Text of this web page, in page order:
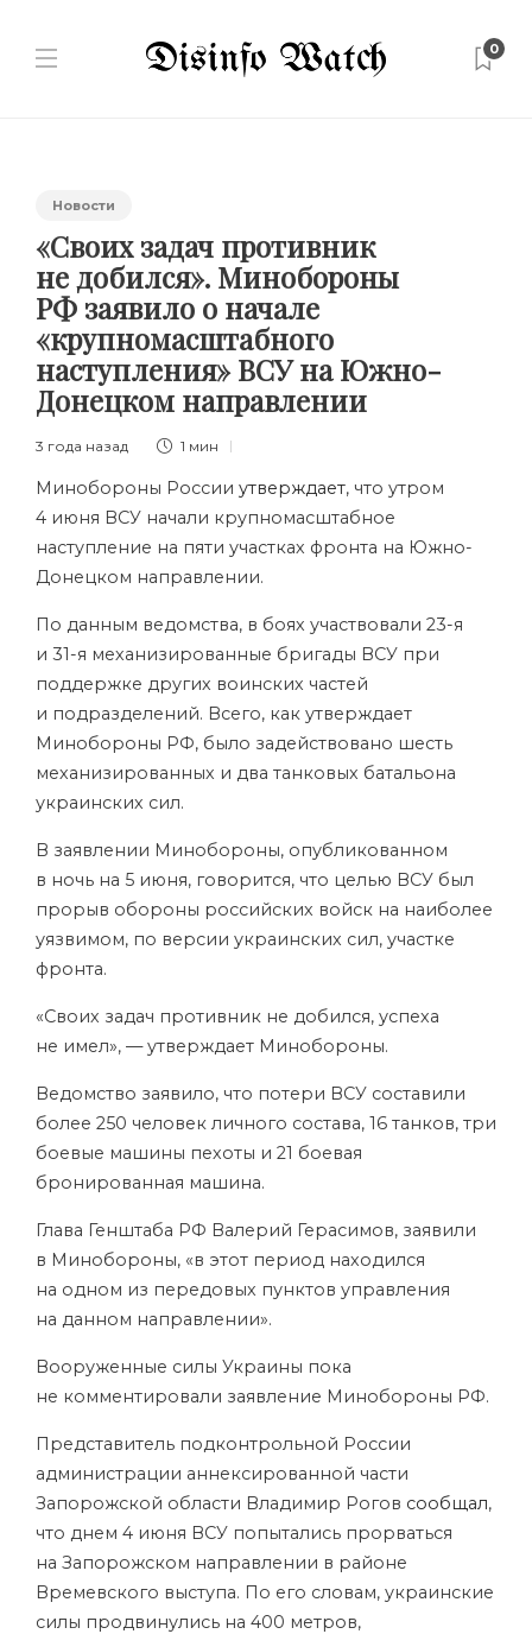
0
Новости
«Своих задач противник
не добился». Минобороны
РФ заявило о начале
«крупномасштабного
наступления» ВСУ на Южно-
Донецком направлении
3 года назад 1 мин
Минобороны России утверждает, что утром
4 июня ВСУ начали крупномасштабное
наступление на пяти участках фронта на Южно-
Донецком направлении.
По данным ведомства, в боях участвовали 23-я
и 31-я механизированные бригады ВСУ при
поддержке других воинских частей
и подразделений. Всего, как утверждает
Минобороны РФ, было задействовано шесть
механизированных и два танковых батальона
украинских сил.
В заявлении Минобороны, опубликованном
в ночь на 5 июня, говорится, что целью ВСУ был
прорыв обороны российских войск на наиболее
уязвимом, по версии украинских сил, участке
фронта.
«Своих задач противник не добился, успеха
не имел», — утверждает Минобороны.
Ведомство заявило, что потери ВСУ составили
более 250 человек личного состава, 16 танков, три
боевые машины пехоты и 21 боевая
бронированная машина.
Глава Генштаба РФ Валерий Герасимов, заявили
в Минобороны, «в этот период находился
на одном из передовых пунктов управления
на данном направлении».
Вооруженные силы Украины пока
не комментировали заявление Минобороны РФ.
Представитель подконтрольной России
администрации аннексированной части
Запорожской области Владимир Рогов сообщал,
что днем 4 июня ВСУ попытались прорваться
на Запорожском направлении в районе
Времевского выступа. По его словам, украинские
силы продвинулись на 400 метров,